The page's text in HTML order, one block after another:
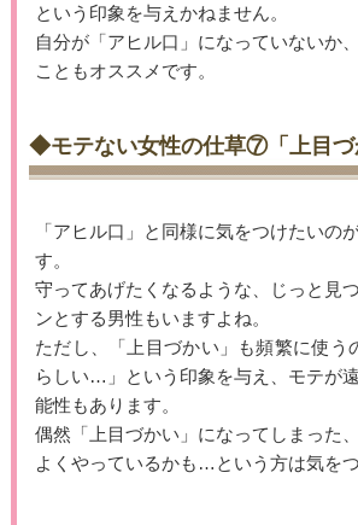
という印象を与えかねません。
自分が「アヒル口」になっていないか
こともオススメです。
◆モテない女性の仕草⑦「上目づ
「アヒル口」と同様に気をつけたいの
す。
守ってあげたくなるような、じっと見
ンとする男性もいますよね。
ただし、「上目づかい」も頻繁に使う
らしい…」という印象を与え、モテが
能性もあります。
偶然「上目づかい」になってしまった
よくやっているかも…という方は気を